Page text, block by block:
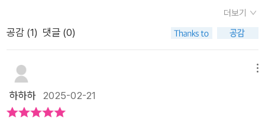
지만 화려한 파리에 간 그랜트는 결국 고향으로 돌아와 자신만의
그림을 그린다. <생각>1. 여러 가지 해석과 상상을 하게 하는 책
다는 점이었다. 내가 했던 질문들은 이렇다. 🍃느리게 그린다는
것이 당시 예술의 세계에서 왜 무시 당할 일이었을까?🍃만약 그
랜트가 성공하지 못했다면 귀향한 일이 어떤 평가를 받았을까?
더보기
공감 (1) 댓글 (0)
하하하2025-02-21